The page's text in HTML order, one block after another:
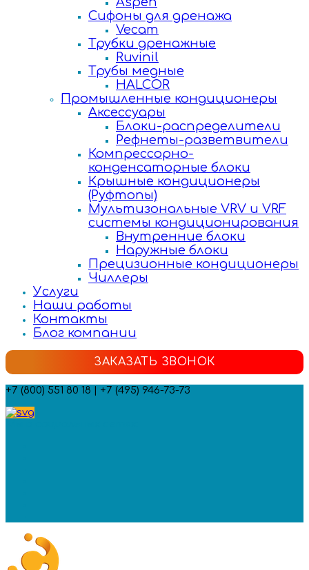
Сифоны для дренажа
Vecam
Трубки дренажные
Ruvinil
Трубы медные
HALCOR
Промышленные кондиционеры
Аксессуары
Блоки-распределители
Рефнеты-разветвители
Компрессорно-
конденсаторные блоки
Крышные кондиционеры
(Руфтопы)
Мультизональные VRV и VRF
системы кондиционирования
Внутренние блоки
Наружные блоки
Прецизионные кондиционеры
Чиллеры
Услуги
Наши работы
Контакты
Блог компании
ЗАКАЗАТЬ ЗВОНОК
+7 (800) 551 80 18 | +7 (495) 946-73-73